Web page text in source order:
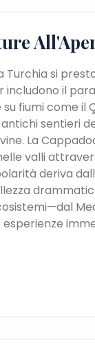
si
il
fiumi come il
sentieri
La
valli
deriva